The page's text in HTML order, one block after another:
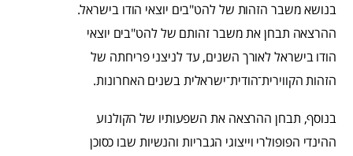
בנושא משבר הזהות של להט"בים יוצאי הודו בישראל.
ההרצאה תבחן את משבר זהותם של להט"בים יוצאי
הודו בישראל לאורך השנים, עד לניצני פריחתה של
הזהות הקווירית־הודית־ישראלית בשנים האחרונות.
בנוסף, תבחן ההרצאה את השפעותיו של הקולנוע
ההינדי הפופולרי וייצוגי הגבריות והנשיות שבו כסוכן